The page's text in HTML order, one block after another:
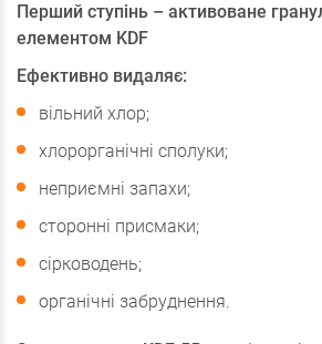
Перший ступінь – активоване
елементом KDF
Ефективно видаляє:
вільний хлор;
хлорорганічні сполуки;
неприємні запахи;
сторонні присмаки;
сірководень;
органічні забруднення.